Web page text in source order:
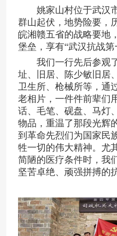
姚家山村位于武汉
群山起伏，地势险要，
皖湘赣五省的战略要地
堡垒，享有“武汉抗战第
我们一行先后参观
址、
旧居、陈少敏旧居
卫生所、枪械所等，通
老相片，一件件前辈们
话、毛笔、砚盘、马灯
物品，重温了那段光辉
到革命先烈们为国家民
牲一切的伟大精神。尤
简陋的医疗条件时，我
坚苦卓绝、顽强拼搏的